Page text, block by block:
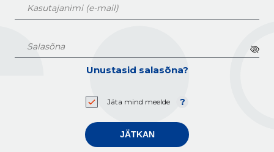
Unustasid salasõna?
Jäta mind meelde
JÄTKAN